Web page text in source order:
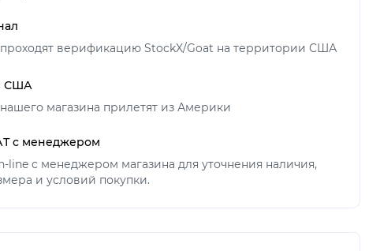
верификацию StockX/Goat на территории США
США
магазина прилетят из Америки
с менеджером
line с менеджером магазина для уточнения наличия,
и условий покупки.